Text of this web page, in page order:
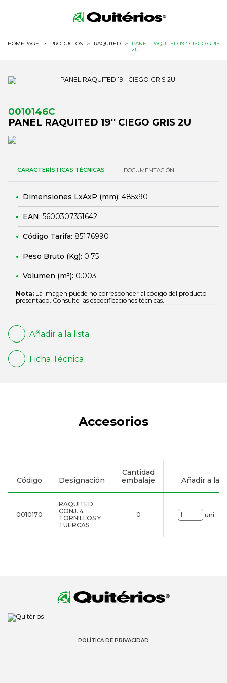
HOMEPAGE > PRODUCTOS > RAQUITED >
PANEL RAQUITED 19'' CIEGO GRIS
2U
0010146C
PANEL RAQUITED 19'' CIEGO GRIS 2U
CARACTERÍSTICAS TÉCNICAS DOCUMENTACIÓN
Dimensiones LxAxP (mm): 485x90
EAN: 5600307351642
Código Tarifa: 85176990
Peso Bruto (Kg): 0.75
Volumen (m³): 0.003
Nota: La imagen puede no corresponder al código del producto
presentado. Consulte las especificaciones técnicas.
Añadir a la lista
Ficha Técnica
Accesorios
Código Designación
Cantidad
embalaje
Añadir a la
0010170
RAQUITED
CONJ. 4
TORNILLOS Y
TUERCAS
0 uni.
POLÍTICA DE PRIVACIDAD